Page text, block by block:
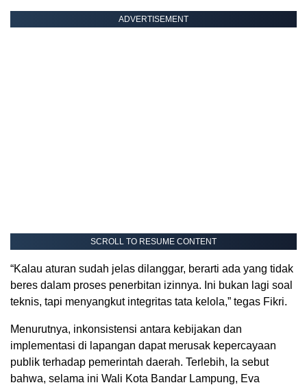
ADVERTISEMENT
SCROLL TO RESUME CONTENT
“Kalau aturan sudah jelas dilanggar, berarti ada yang tidak
beres dalam proses penerbitan izinnya. Ini bukan lagi soal
teknis, tapi menyangkut integritas tata kelola,” tegas Fikri.
Menurutnya, inkonsistensi antara kebijakan dan
implementasi di lapangan dapat merusak kepercayaan
publik terhadap pemerintah daerah. Terlebih, Ia sebut
bahwa, selama ini Wali Kota Bandar Lampung, Eva